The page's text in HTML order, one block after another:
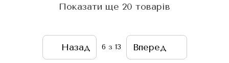
Показати ще 20 товарів
Назад 6 з 13 Вперед